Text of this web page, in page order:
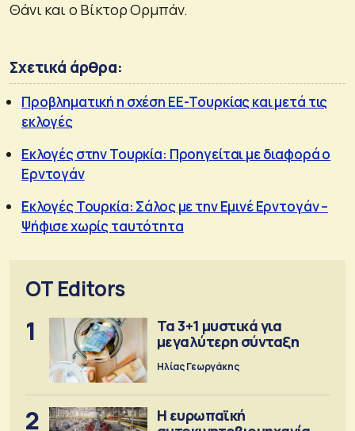
Θάνι και ο Βίκτορ Ορμπάν.
Σχετικά άρθρα:
Προβληματική η σχέση ΕΕ-Τουρκίας και μετά τις
εκλογές
Εκλογές στην Τουρκία: Προηγείται με διαφορά ο
Ερντογάν
Εκλογές Τουρκία: Σάλος με την Εμινέ Ερντογάν –
Ψήφισε χωρίς ταυτότητα
OT Editors
1
Τα 3+1 μυστικά για
μεγαλύτερη σύνταξη
Ηλίας Γεωργάκης
2
Η ευρωπαϊκή